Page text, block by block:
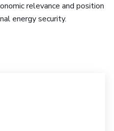
relevance and position
energy security.